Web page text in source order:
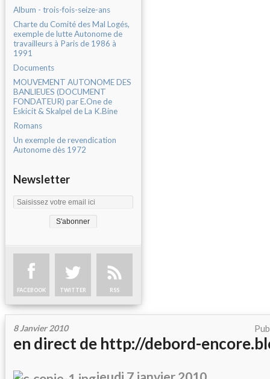
Album - trois-fois-seize-ans
Charte du Comité des Mal Logés,
exemple de lutte Autonome de
travailleurs à Paris de 1986 à
1991
Documents
MOUVEMENT AUTONOME DES
BANLIEUES (DOCUMENT
FONDATEUR) par E.One de
Eskicit & Skalpel de La K.Bine
Romans
Un exemple de revendication
Autonome dès 1972
Newsletter
FACEBOOK TWITTER RSS
8 Janvier 2010
en direct de http://debord-